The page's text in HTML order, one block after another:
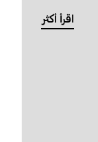
اقرأ أكثر